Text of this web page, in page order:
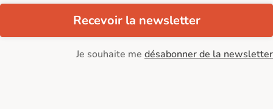
Recevoir la newsletter
Je souhaite me désabonner de la newsletter